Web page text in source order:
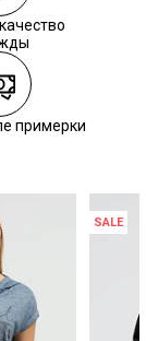
примерки
SALE